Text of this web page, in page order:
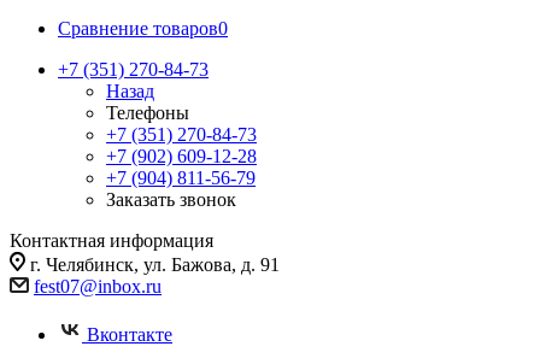
Сравнение товаров0
+7 (351) 270-84-73
Назад
Телефоны
+7 (351) 270-84-73
+7 (902) 609-12-28
+7 (904) 811-56-79
Заказать звонок
Контактная информация
г. Челябинск, ул. Бажова, д. 91
fest07@inbox.ru
Вконтакте